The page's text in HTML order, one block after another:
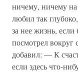
ничему, ничему
любил так
за нее жизнь,
посмотрел вокруг
добавил: — К
если здесь что-